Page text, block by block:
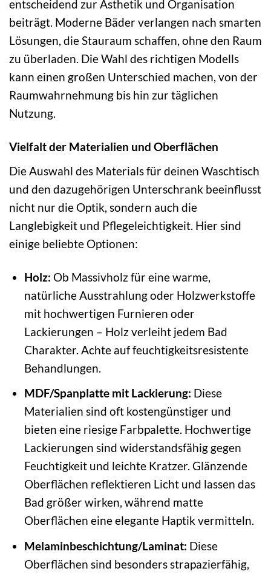
entscheidend zur Ästhetik und Organisation
beiträgt. Moderne Bäder verlangen nach smarten
Lösungen, die Stauraum schaffen, ohne den Raum
zu überladen. Die Wahl des richtigen Modells
kann einen großen Unterschied machen, von der
Raumwahrnehmung bis hin zur täglichen
Nutzung.
Vielfalt der Materialien und Oberflächen
Die Auswahl des Materials für deinen Waschtisch
und den dazugehörigen Unterschrank beeinflusst
nicht nur die Optik, sondern auch die
Langlebigkeit und Pflegeleichtigkeit. Hier sind
einige beliebte Optionen:
Holz: Ob Massivholz für eine warme,
natürliche Ausstrahlung oder Holzwerkstoffe
mit hochwertigen Furnieren oder
Lackierungen – Holz verleiht jedem Bad
Charakter. Achte auf feuchtigkeitsresistente
Behandlungen.
MDF/Spanplatte mit Lackierung: Diese
Materialien sind oft kostengünstiger und
bieten eine riesige Farbpalette. Hochwertige
Lackierungen sind widerstandsfähig gegen
Feuchtigkeit und leichte Kratzer. Glänzende
Oberflächen reflektieren Licht und lassen das
Bad größer wirken, während matte
Oberflächen eine elegante Haptik vermitteln.
Melaminbeschichtung/Laminat: Diese
Oberflächen sind besonders strapazierfähig,